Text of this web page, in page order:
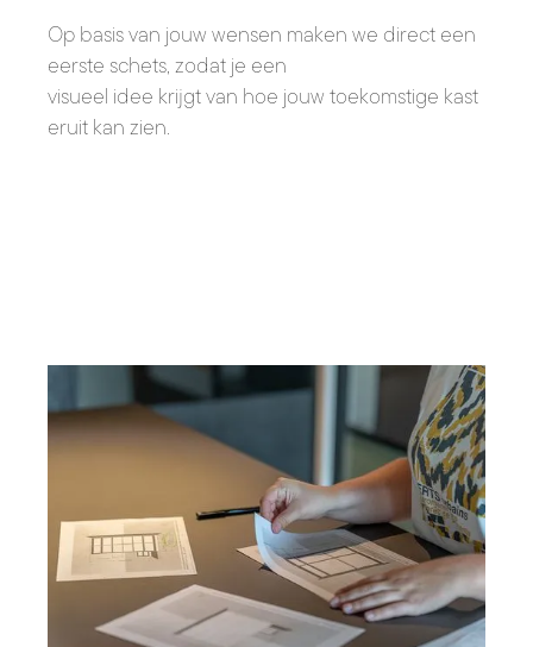
Op basis van jouw wensen maken we direct een
eerste schets, zodat je een
visueel idee krijgt van hoe jouw toekomstige kast
eruit kan zien.